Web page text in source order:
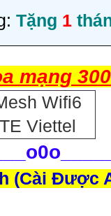
Tặng 1
mạng
(Cài Được